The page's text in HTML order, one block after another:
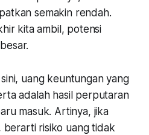
semakin rendah.
kita ambil, potensi
uang keuntungan yang
adalah hasil perputaran
masuk. Artinya, jika
berarti risiko uang tidak